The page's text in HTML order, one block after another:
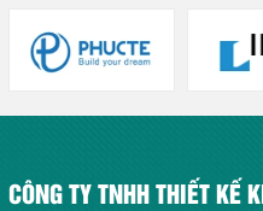
tiến độ kéo dài. Trong bài viết
này, chúng tôi sẽ chia sẻ những
nhà đẹp tại Long Thành một
nhanh chóng biến ý tưởng về
CÔNG TY TNHH THIẾT KẾ